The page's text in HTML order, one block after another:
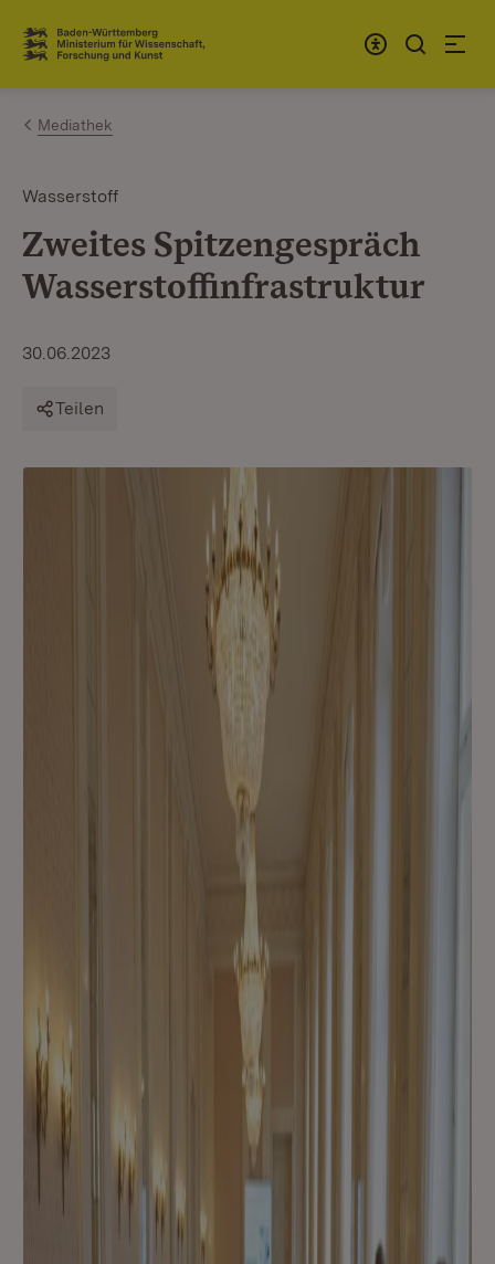
Zum Inhalt springen
Link zur Startseite
Mediathek
Wasserstoff
Zweites Spitzengespräch
Wasserstoffinfrastruktur
30.06.2023
Teilen